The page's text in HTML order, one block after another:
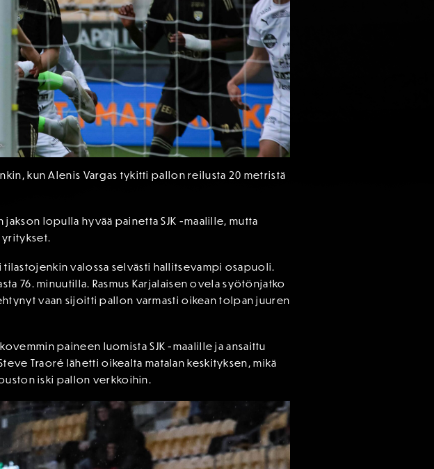
kun Alenis Vargas tykitti pallon reilusta 20 metristä
lopulla hyvää painetta SJK -maalille, mutta
yritykset.
tilastojenkin valossa selvästi hallitsevampi osapuoli.
76. minuutilla. Rasmus Karjalaisen ovela syötönjatko
vaan sijoitti pallon varmasti oikean tolpan juuren
paineen luomista SJK -maalille ja ansaittu
Traoré lähetti oikealta matalan keskityksen, mikä
iski pallon verkkoihin.